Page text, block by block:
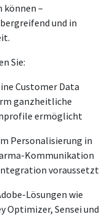
können –
und in
Sie:
Customer Data
ganzheitliche
ermöglicht
Personalisierung in
Kommunikation
voraussetzt
Lösungen wie
Optimizer, Sensei und